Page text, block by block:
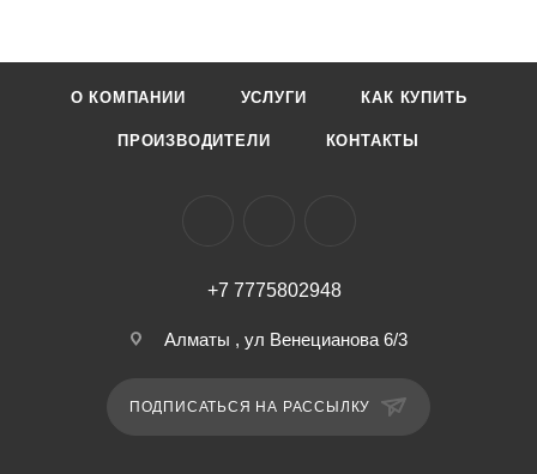
О КОМПАНИИ УСЛУГИ КАК КУПИТЬ
ПРОИЗВОДИТЕЛИ КОНТАКТЫ
+7 7775802948
Алматы , ул Венецианова 6/3
ПОДПИСАТЬСЯ НА РАССЫЛКУ